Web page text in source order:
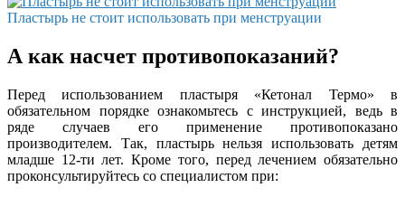
Пластырь не стоит использовать при менструации
А как насчет противопоказаний?
Перед использованием пластыря «Кетонал Термо» в
обязательном порядке ознакомьтесь с инструкцией, ведь в
ряде случаев его применение противопоказано
производителем. Так, пластырь нельзя использовать детям
младше 12-ти лет. Кроме того, перед лечением обязательно
проконсультируйтесь со специалистом при: